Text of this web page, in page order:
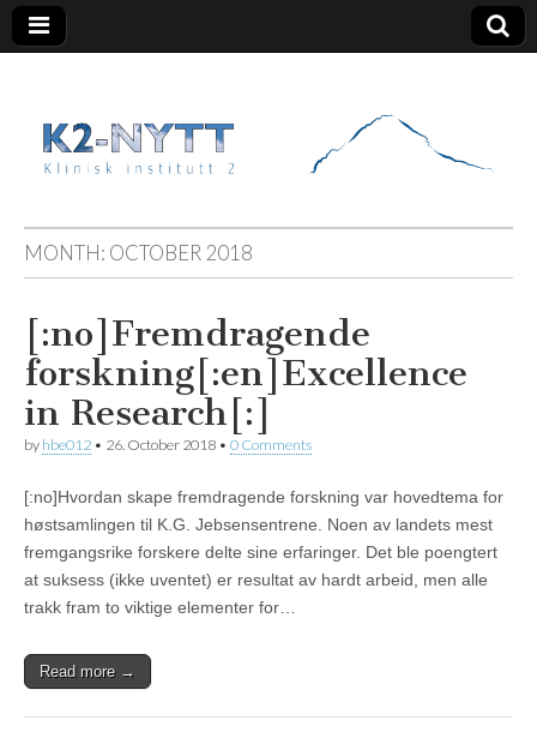
K2 Nytt
MONTH: OCTOBER 2018
[:no]Fremdragende
forskning[:en]Excellence
in Research[:]
by hbe012 • 26. October 2018 • 0 Comments
[:no]Hvordan skape fremdragende forskning var hovedtema for
høstsamlingen til K.G. Jebsensentrene. Noen av landets mest
fremgangsrike forskere delte sine erfaringer. Det ble poengtert
at suksess (ikke uventet) er resultat av hardt arbeid, men alle
trakk fram to viktige elementer for…
Read more →